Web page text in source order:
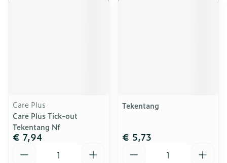
Care Plus
Care Plus Tick-out
Tekentang Nf
€ 7,94
Tekentang
€ 5,73